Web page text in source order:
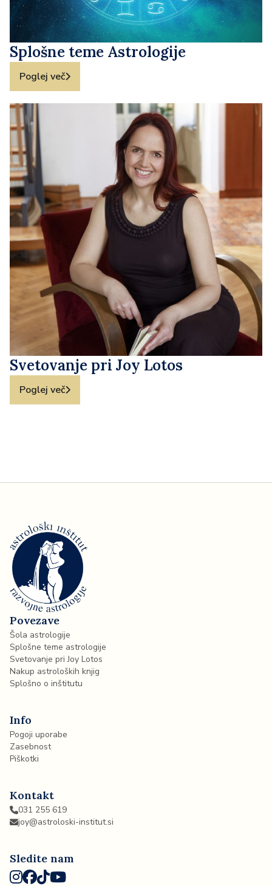
Splošne teme Astrologije
Poglej več
Svetovanje pri Joy Lotos
Poglej več
Povezave
Šola astrologije
Splošne teme astrologije
Svetovanje pri Joy Lotos
Nakup astroloških knjig
Splošno o inštitutu
Info
Pogoji uporabe
Zasebnost
Piškotki
Kontakt
031 255 619
joy@astroloski-institut.si
Sledite nam